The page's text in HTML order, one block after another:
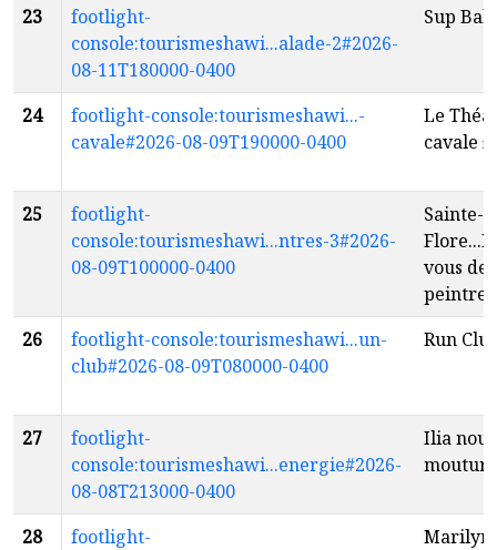
23
footlight-
console:tourismeshawi...alade-2#2026-
08-11T180000-0400
Sup
24
footlight-console:tourismeshawi...-
cavale#2026-08-09T190000-0400
Le
cavale fr
25
footlight-
console:tourismeshawi...ntres-3#2026-
08-09T100000-0400
Sainte-
vous des
peintres
26
footlight-console:tourismeshawi...un-
club#2026-08-09T080000-0400
Run
27
footlight-
console:tourismeshawi...energie#2026-
08-08T213000-0400
Ilia
mouture
28
footlight-